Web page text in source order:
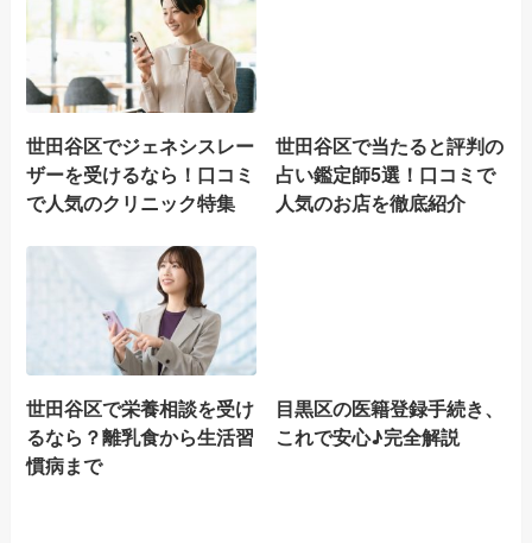
世田谷区でジェネシスレー
ザーを受けるなら！口コミ
で人気のクリニック特集
世田谷区で当たると評判の
占い鑑定師5選！口コミで
人気のお店を徹底紹介
世田谷区で栄養相談を受け
るなら？離乳食から生活習
慣病まで
目黒区の医籍登録手続き、
これで安心♪完全解説